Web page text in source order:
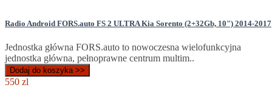
Radio Android FORS.auto FS 2 ULTRA Kia Sorento (2+32Gb, 10") 2014-2017
Jednostka główna FORS.auto to nowoczesna wielofunkcyjna
jednostka główna, pełnoprawne centrum multim..
Dodaj do koszyka >>
550 zl